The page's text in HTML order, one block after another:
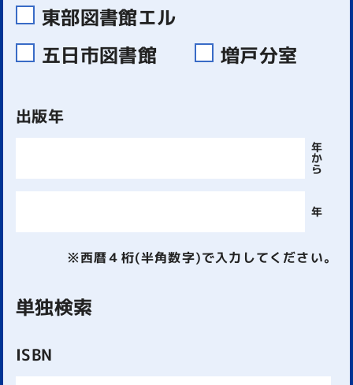
東部図書館エル
五日市図書館
増戸分室
出版年
年
か
ら
年
※西暦４桁(半角数字)で入力してください。
単独検索
ISBN